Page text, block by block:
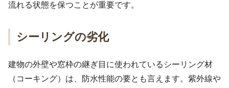
流れる状態を保つことが重要です。
シーリングの劣化
建物の外壁や窓枠の継ぎ目に使われているシーリング材
（コーキング）は、防水性能の要とも言えます。紫外線や